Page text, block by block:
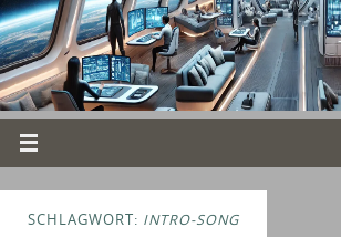
SCHLAGWORT: INTRO-SONG